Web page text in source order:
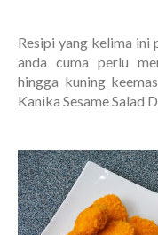
Resipi yang kelima ini
anda cuma perlu
hingga kuning
Kanika Sesame Salad